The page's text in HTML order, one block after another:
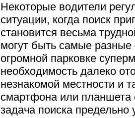
Некоторые водители
ситуации, когда поиск
становится весьма
могут быть самые разные
огромной парковке
необходимость далеко
незнакомой местности и
смартфона или планшета
задача поиска предельно